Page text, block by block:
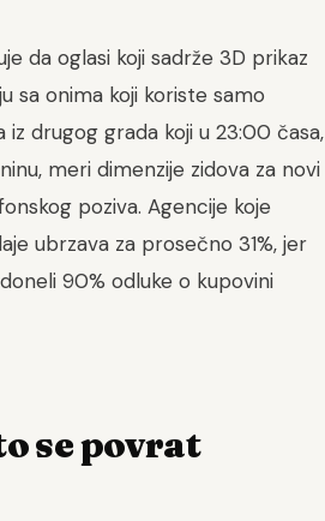
da oglasi koji sadrže 3D prikaz
sa onima koji koriste samo
drugog grada koji u 23:00 časa,
meri dimenzije zidova za novi
poziva. Agencije koje
ubrzava za prosečno 31%, jer
90% odluke o kupovini
se povrat